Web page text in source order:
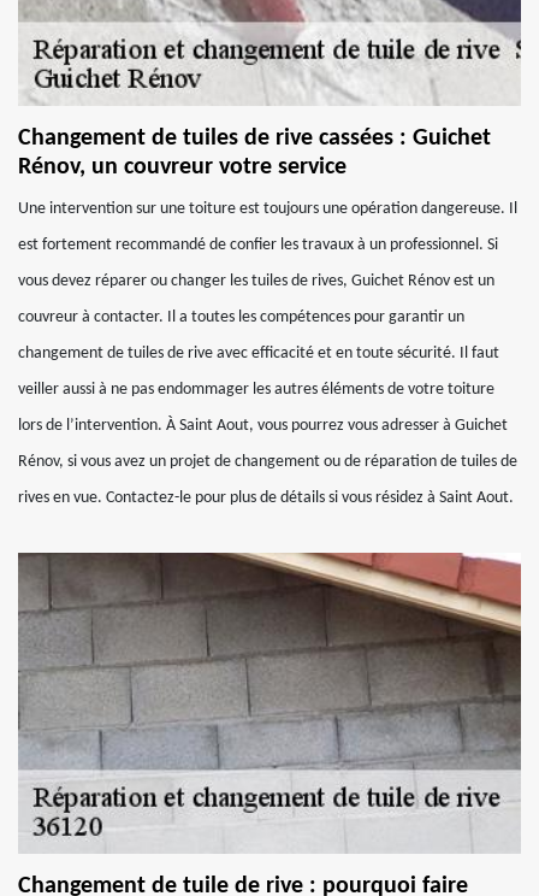
Changement de tuiles de rive cassées : Guichet
Rénov, un couvreur votre service
Une intervention sur une toiture est toujours une opération dangereuse. Il
est fortement recommandé de confier les travaux à un professionnel. Si
vous devez réparer ou changer les tuiles de rives, Guichet Rénov est un
couvreur à contacter. Il a toutes les compétences pour garantir un
changement de tuiles de rive avec efficacité et en toute sécurité. Il faut
veiller aussi à ne pas endommager les autres éléments de votre toiture
lors de l’intervention. À Saint Aout, vous pourrez vous adresser à Guichet
Rénov, si vous avez un projet de changement ou de réparation de tuiles de
rives en vue. Contactez-le pour plus de détails si vous résidez à Saint Aout.
Changement de tuile de rive : pourquoi faire